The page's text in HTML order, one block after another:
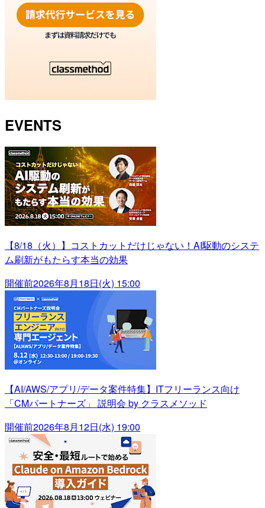
EVENTS
【8/18（火）】コストカットだけじゃない！AI駆動のシステ
ム刷新がもたらす本当の効果
開催前2026年8月18日(火) 15:00
【AI/AWS/アプリ/データ案件特集】ITフリーランス向け
「CMパートナーズ」 説明会 by クラスメソッド
開催前2026年8月12日(水) 19:00